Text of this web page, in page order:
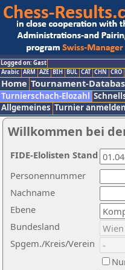
Logged on: Gast
Arabic ARM AZE BIH BUL CAT CHN CRO
Home Tournament-
Turnierschach-Elozahl
Allgemeines Turnier
Willkommen bei
Nachname
Ebene
Personennummer
Bundesland
Spgem./Kreis/Verein
FIDE-Elolisten Stand